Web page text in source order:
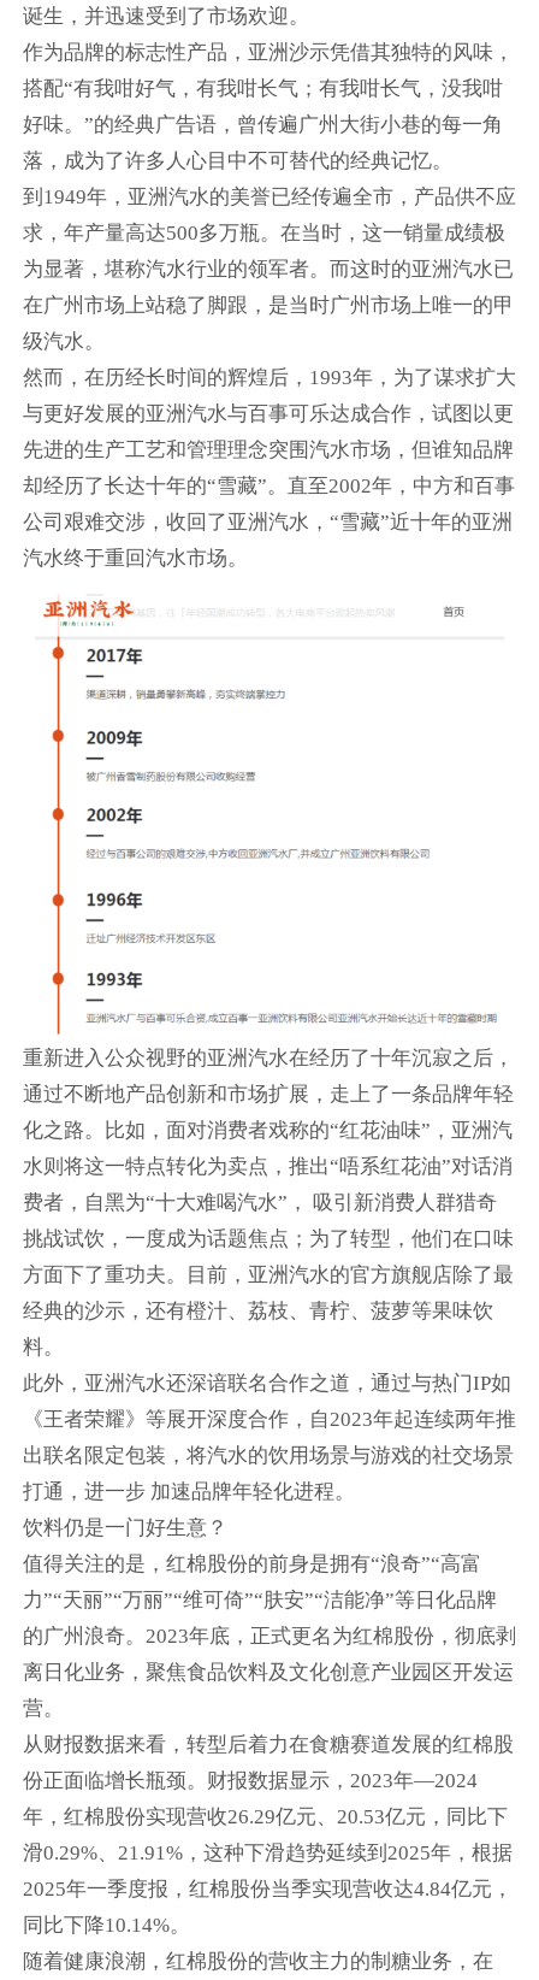
诞生，并迅速受到了市场欢迎。
作为品牌的标志性产品，亚洲沙示凭借其独特的风味，
搭配“有我咁好气，有我咁长气；有我咁长气，没我咁
好味。”的经典广告语，曾传遍广州大街小巷的每一角
落，成为了许多人心目中不可替代的经典记忆。
到1949年，亚洲汽水的美誉已经传遍全市，产品供不应
求，年产量高达500多万瓶。在当时，这一销量成绩极
为显著，堪称汽水行业的领军者。而这时的亚洲汽水已
在广州市场上站稳了脚跟，是当时广州市场上唯一的甲
级汽水。
然而，在历经长时间的辉煌后，1993年，为了谋求扩大
与更好发展的亚洲汽水与百事可乐达成合作，试图以更
先进的生产工艺和管理理念突围汽水市场，但谁知品牌
却经历了长达十年的“雪藏”。直至2002年，中方和百事
公司艰难交涉，收回了亚洲汽水，“雪藏”近十年的亚洲
汽水终于重回汽水市场。
重新进入公众视野的亚洲汽水在经历了十年沉寂之后，
通过不断地产品创新和市场扩展，走上了一条品牌年轻
化之路。比如，面对消费者戏称的“红花油味”，亚洲汽
水则将这一特点转化为卖点，推出“唔系红花油”对话消
费者，自黑为“十大难喝汽水”， 吸引新消费人群猎奇
挑战试饮，一度成为话题焦点；为了转型，他们在口味
方面下了重功夫。目前，亚洲汽水的官方旗舰店除了最
经典的沙示，还有橙汁、荔枝、青柠、菠萝等果味饮
料。
此外，亚洲汽水还深谙联名合作之道，通过与热门IP如
《王者荣耀》等展开深度合作，自2023年起连续两年推
出联名限定包装，将汽水的饮用场景与游戏的社交场景
打通，进一步 加速品牌年轻化进程。
饮料仍是一门好生意？
值得关注的是，红棉股份的前身是拥有“浪奇”“高富
力”“天丽”“万丽”“维可倚”“肤安”“洁能净”等日化品牌
的广州浪奇。2023年底，正式更名为红棉股份，彻底剥
离日化业务，聚焦食品饮料及文化创意产业园区开发运
营。
从财报数据来看，转型后着力在食糖赛道发展的红棉股
份正面临增长瓶颈。财报数据显示，2023年—2024
年，红棉股份实现营收26.29亿元、20.53亿元，同比下
滑0.29%、21.91%，这种下滑趋势延续到2025年，根据
2025年一季度报，红棉股份当季实现营收达4.84亿元，
同比下降10.14%。
随着健康浪潮，红棉股份的营收主力的制糖业务，在